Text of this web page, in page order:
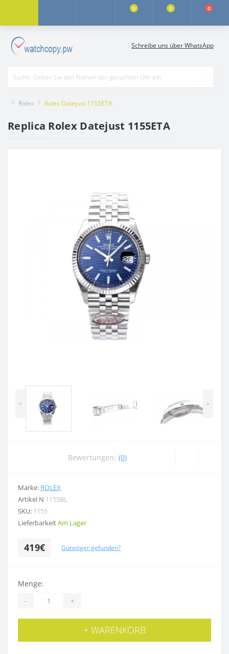
0 0 0
Schreibe uns über WhatsApp
Rolex Rolex Datejust 1155ETA
Replica Rolex Datejust 1155ETA
< >
Bewertungen: (0)
Marke: ROLEX
Artikel N 1155BL
SKU: 1155
LieferbarkeitAm Lager
419€ Günstiger gefunden?
Menge:
- +
+ WARENKORB